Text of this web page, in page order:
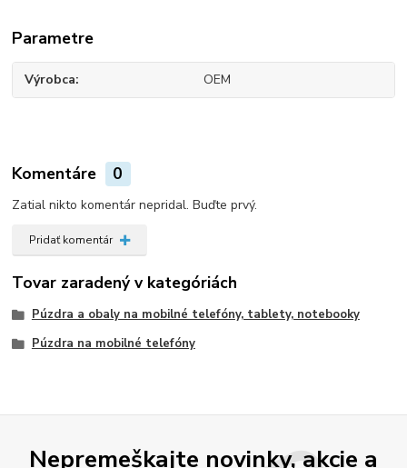
Parametre
Výrobca OEM
Komentáre 0
Zatial nikto komentár nepridal. Buďte prvý.
Pridať komentár
Tovar zaradený v kategóriách
Púzdra a obaly na mobilné telefóny, tablety, notebooky
Púzdra na mobilné telefóny
Nepremeškajte novinky, akcie a